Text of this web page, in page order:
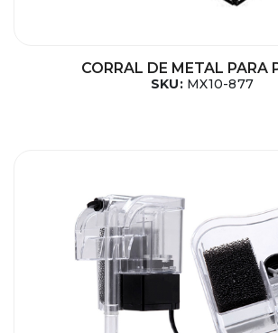
CORRAL DE METAL PARA
SKU: MX10-877